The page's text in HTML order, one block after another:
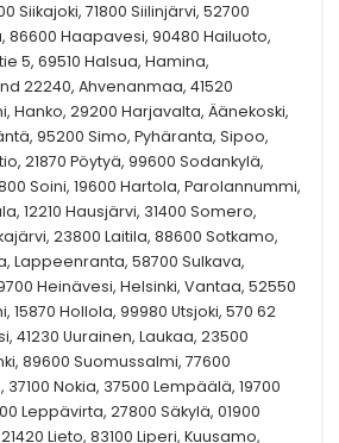
Siikajoki, 71800 Siilinjärvi, 52700
86600 Haapavesi, 90480 Hailuoto,
5, 69510 Halsua, Hamina,
22240, Ahvenanmaa, 41520
Hanko, 29200 Harjavalta, Äänekoski,
95200 Simo, Pyhäranta, Sipoo,
21870 Pöytyä, 99600 Sodankylä,
Soini, 19600 Hartola, Parolannummi,
12210 Hausjärvi, 31400 Somero,
23800 Laitila, 88600 Sotkamo,
Lappeenranta, 58700 Sulkava,
Heinävesi, Helsinki, Vantaa, 52550
15870 Hollola, 99980 Utsjoki, 570 62
41230 Uurainen, Laukaa, 23500
89600 Suomussalmi, 77600
37100 Nokia, 37500 Lempäälä, 19700
Leppävirta, 27800 Säkylä, 01900
Lieto, 83100 Liperi, Kuusamo,